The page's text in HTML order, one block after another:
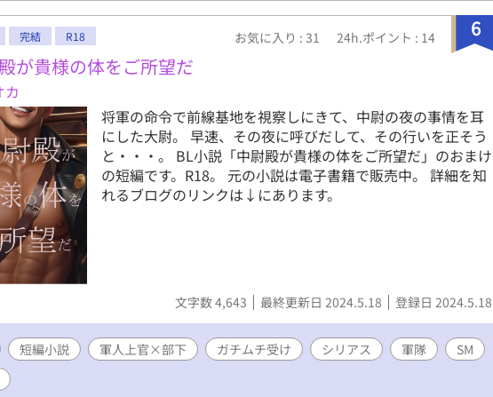
6
完結 R18 お気に入り : 31 24h.ポイント : 14
が貴様の体をご所望だ
カ
将軍の命令で前線基地を視察しにきて、中尉の夜の事情を耳
にした大尉。 早速、その夜に呼びだして、その行いを正そう
と・・・。 BL小説「中尉殿が貴様の体をご所望だ」のおまけ
の短編です。R18。 元の小説は電子書籍で販売中。 詳細を知
れるブログのリンクは↓にあります。
文字数 4,643 最終更新日 2024.5.18 登録日 2024.5.18
短編小説 軍人上官×部下 ガチムチ受け シリアス 軍隊
SM